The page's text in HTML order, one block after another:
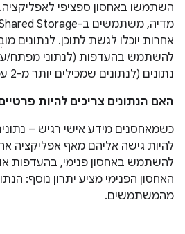
השתמשו באחסון ספציפי
אחרות יוכלו לגשת לתוכן. לנתונים
להשתמש בהעדפות (לנתוני מפתח/
נתונים (לנתונים שמכילים יותר מ-2 עמודות).
האם הנתונים צריכים להיות
כשמאחסנים מידע אישי רגיש –
להיות גישה אליהם מאף אפליקציה
להשתמש באחסון פנימי, בהעדפות
האחסון הפנימי מציע יתרון נוסף:
מהמשתמשים.